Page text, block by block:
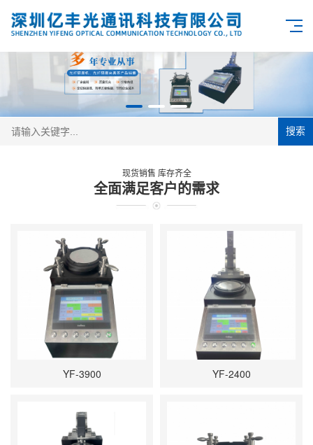
搜索
现货销售 库存齐全
全面满足客户的需求
YF-3900 YF-2400